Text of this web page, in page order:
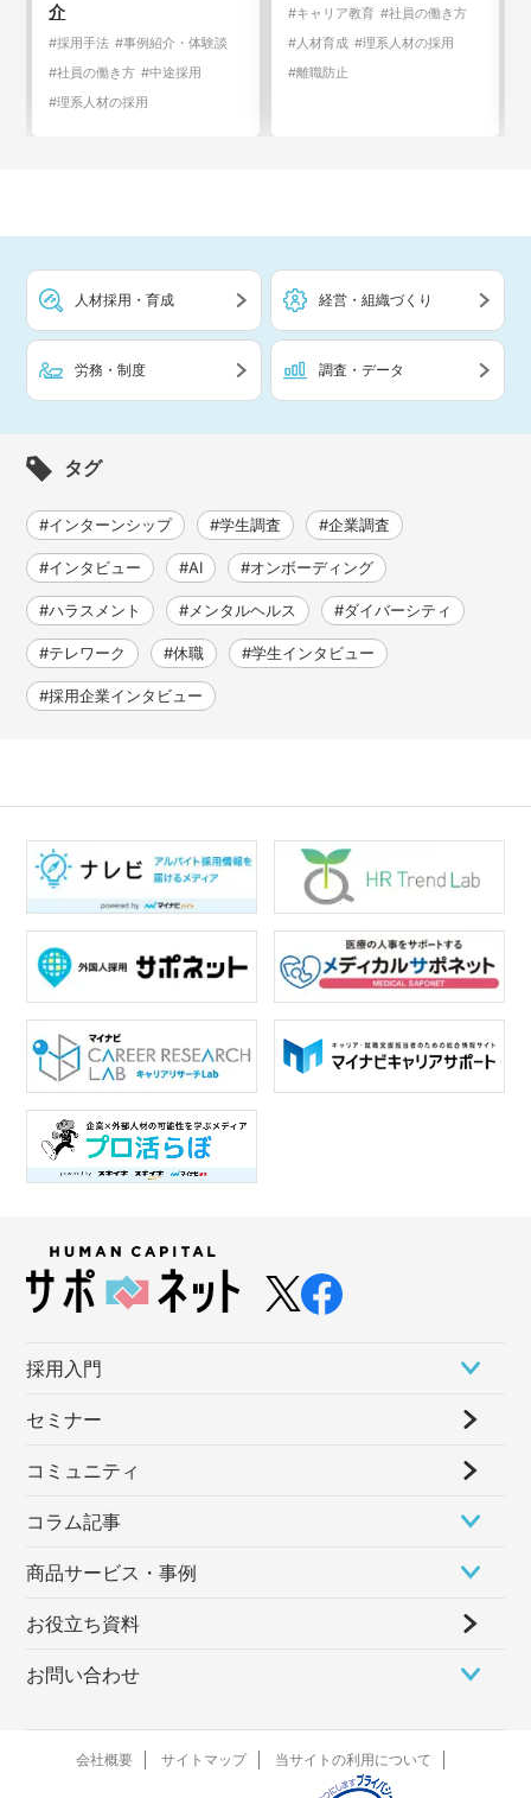
介
#採用手法 #事例紹介・体験談
#社員の働き方 #中途採用
#理系人材の採用
#キャリア教育 #社員の働き方
#人材育成 #理系人材の採用
#離職防止
人材採用・育成 経営・組織づくり
労務・制度 調査・データ
タグ
#インターンシップ #学生調査 #企業調査
#インタビュー #AI #オンボーディング
#ハラスメント #メンタルヘルス #ダイバーシティ
#テレワーク #休職 #学生インタビュー
#採用企業インタビュー
採⽤⼊⾨
セミナー
コミュニティ
コラム記事
商品サービス・事例
お役立ち資料
お問い合わせ
会社概要 サイトマップ 当サイトの利用について